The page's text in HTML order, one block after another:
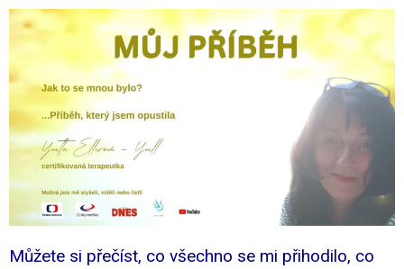
Můžete si přečíst, co všechno se mi přihodilo, co